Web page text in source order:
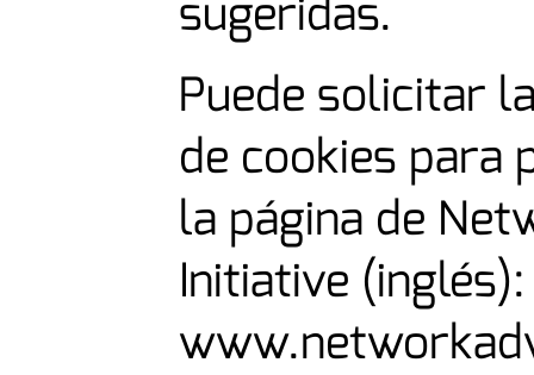
sugeridas.
Puede solicitar
de cookies para
la página de
Initiative (inglés):